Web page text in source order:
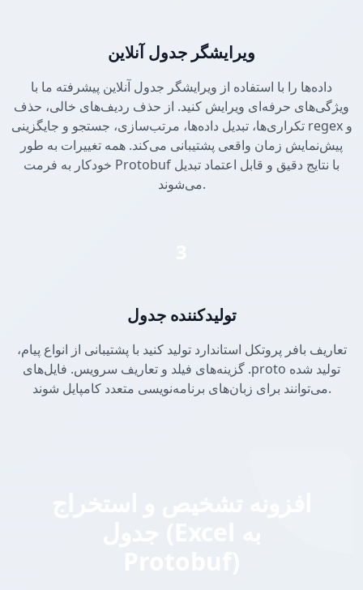
ویرایشگر جدول آنلاین
داده‌ها را با استفاده از ویرایشگر جدول آنلاین پیشرفته ما با
ویژگی‌های حرفه‌ای ویرایش کنید. از حذف ردیف‌های خالی، حذف
تکراری‌ها، تبدیل داده‌ها، مرتب‌سازی، جستجو و جایگزینی regex و
پیش‌نمایش زمان واقعی پشتیبانی می‌کند. همه تغییرات به طور
خودکار به فرمت Protobuf با نتایج دقیق و قابل اعتماد تبدیل
می‌شوند.
تولیدکننده جدول
تعاریف بافر پروتکل استاندارد تولید کنید با پشتیبانی از انواع پیام،
گزینه‌های فیلد و تعاریف سرویس. فایل‌های .proto تولید شده
می‌توانند برای زبان‌های برنامه‌نویسی متعدد کامپایل شوند.